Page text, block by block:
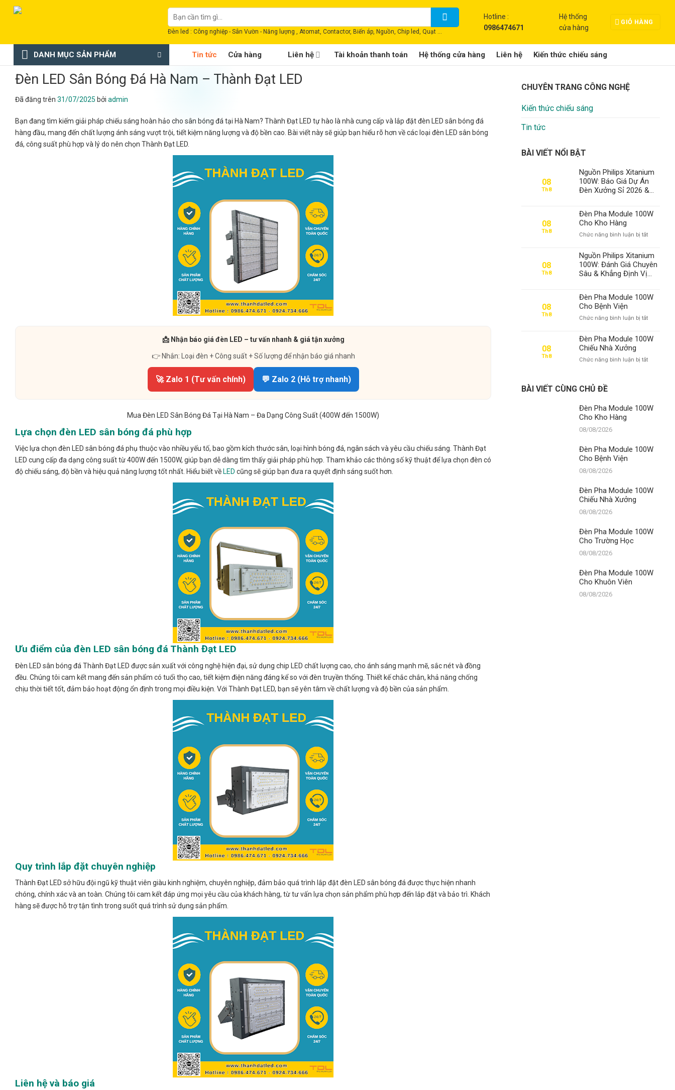
Chuyển
dung
Tìm
kiếm:
Đèn led : Công nghiệp - Sân Vườn - Năng lượng , Atomat, Contactor, Biến áp, Nguồn, Chip led, Quạt ...
Hotline :
0986474671
Hệ thống
cửa hàng
GIỎ HÀNG
DANH MỤC SẢN PHẨM Tin tức Cửa hàng Liên hệ Tài khoản thanh toán Hệ thống cửa hàng Liên hệ Kiến thức chiếu sáng
Đèn LED Sân Bóng Đá Hà Nam – Thành Đạt LED
Đã đăng trên 31/07/2025 bởi admin
Bạn đang tìm kiếm giải pháp chiếu sáng hoàn hảo cho sân bóng đá tại Hà Nam? Thành Đạt LED tự hào là nhà cung cấp và lắp đặt đèn LED sân bóng đá
hàng đầu, mang đến chất lượng ánh sáng vượt trội, tiết kiệm năng lượng và độ bền cao. Bài viết này sẽ giúp bạn hiểu rõ hơn về các loại đèn LED sân bóng
đá, công suất phù hợp và lý do nên chọn Thành Đạt LED.
📩 Nhận báo giá đèn LED – tư vấn nhanh & giá tận xưởng
👉 Nhắn: Loại đèn + Công suất + Số lượng để nhận báo giá nhanh
🚀 Zalo 1 (Tư vấn chính) 💬 Zalo 2 (Hỗ trợ nhanh)
Mua Đèn LED Sân Bóng Đá Tại Hà Nam – Đa Dạng Công Suất (400W đến 1500W)
Lựa chọn đèn LED sân bóng đá phù hợp
Việc lựa chọn đèn LED sân bóng đá phụ thuộc vào nhiều yếu tố, bao gồm kích thước sân, loại hình bóng đá, ngân sách và yêu cầu chiếu sáng. Thành Đạt
LED cung cấp đa dạng công suất từ 400W đến 1500W, giúp bạn dễ dàng tìm thấy giải pháp phù hợp. Tham khảo các thông số kỹ thuật để lựa chọn đèn có
độ chiếu sáng, độ bền và hiệu quả năng lượng tốt nhất. Hiểu biết về LED cũng sẽ giúp bạn đưa ra quyết định sáng suốt hơn.
Ưu điểm của đèn LED sân bóng đá Thành Đạt LED
Đèn LED sân bóng đá Thành Đạt LED được sản xuất với công nghệ hiện đại, sử dụng chip LED chất lượng cao, cho ánh sáng mạnh mẽ, sắc nét và đồng
đều. Chúng tôi cam kết mang đến sản phẩm có tuổi thọ cao, tiết kiệm điện năng đáng kể so với đèn truyền thống. Thiết kế chắc chắn, khả năng chống
chịu thời tiết tốt, đảm bảo hoạt động ổn định trong mọi điều kiện. Với Thành Đạt LED, bạn sẽ yên tâm về chất lượng và độ bền của sản phẩm.
Quy trình lắp đặt chuyên nghiệp
Thành Đạt LED sở hữu đội ngũ kỹ thuật viên giàu kinh nghiệm, chuyên nghiệp, đảm bảo quá trình lắp đặt đèn LED sân bóng đá được thực hiện nhanh
chóng, chính xác và an toàn. Chúng tôi cam kết đáp ứng mọi yêu cầu của khách hàng, từ tư vấn lựa chọn sản phẩm phù hợp đến lắp đặt và bảo trì. Khách
hàng sẽ được hỗ trợ tận tình trong suốt quá trình sử dụng sản phẩm.
Liên hệ và báo giá
CHUYÊN TRANG CÔNG NGHỆ
Kiến thức chiếu sáng
Tin tức
BÀI VIẾT NỔI BẬT
08
Th8
Nguồn Philips Xitanium
100W: Báo Giá Dự Án
Đèn Xưởng Sỉ 2026 &
Đạt LED
08
Th8
Đèn Pha Module 100W
Cho Kho Hàng
Chức năng bình luận bị tắtở
Module
100W
Cho
Hàng
08
Th8
Nguồn Philips Xitanium
100W: Đánh Giá Chuyên
Sâu & Khẳng Định Vị
08
Th8
Đèn Pha Module 100W
Cho Bệnh Viện
Chức năng bình luận bị tắtở
Pha
Module
Cho
08
Th8
Đèn Pha Module 100W
Chiếu Nhà Xưởng
Chức năng bình luận bị tắtở
Nhà
BÀI VIẾT CÙNG CHỦ ĐỀ
Đèn Pha Module 100W
Cho Kho Hàng
08/08/2026
Đèn Pha Module 100W
Cho Bệnh Viện
08/08/2026
Đèn Pha Module 100W
Chiếu Nhà Xưởng
08/08/2026
Đèn Pha Module 100W
Cho Trường Học
08/08/2026
Đèn Pha Module 100W
Cho Khuôn Viên
08/08/2026